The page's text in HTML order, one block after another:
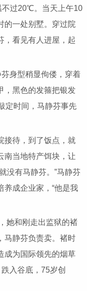
不过20℃。当天上午10
的一处别墅。穿过院
，看见有人进屋，起
身型稍显佝偻，穿着
，黑色的发箍把银发
定时间，马静芬事先
接待，到了饭点，就
南当地特产饵块，让
没有马静芬。”马静芬
养成企业家，“他是我
她和刚走出监狱的褚
马静芬负责卖。褚时
成为国际领先的烟草
入谷底，75岁创